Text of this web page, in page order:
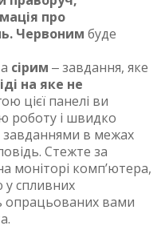
про
Червоним буде
сірим ‒ завдання, яке
на яке не
цієї панелі ви
роботу і швидко
в межах
Стежте за
моніторі комп’ютера,
у спливних
опрацьованих вами